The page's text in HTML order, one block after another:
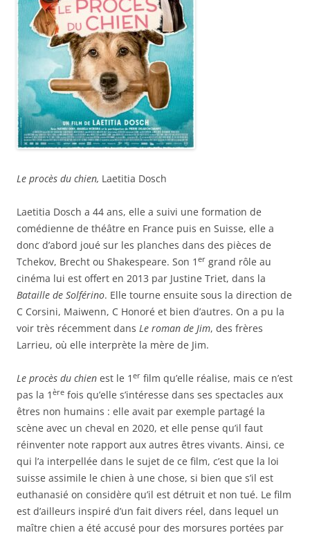
Le procès du chien, Laetitia Dosch
Laetitia Dosch a 44 ans, elle a suivi une formation de
comédienne de théâtre en France puis en Suisse, elle a
donc d’abord joué sur les planches dans des pièces de
Tchekov, Brecht ou Shakespeare. Son 1 er grand rôle au
cinéma lui est offert en 2013 par Justine Triet, dans la
Bataille de Solférino. Elle tourne ensuite sous la direction de
C Corsini, Maiwenn, C Honoré et bien d’autres. On a pu la
voir très récemment dans Le roman de Jim, des frères
Larrieu, où elle interprète la mère de Jim.
Le procès du chien est le 1 er film qu’elle réalise, mais ce n’est
pas la 1 ère fois qu’elle s’intéresse dans ses spectacles aux
êtres non humains : elle avait par exemple partagé la
scène avec un cheval en 2020, et elle pense qu’il faut
réinventer note rapport aux autres êtres vivants. Ainsi, ce
qui l’a interpellée dans le sujet de ce film, c’est que la loi
suisse assimile le chien à une chose, si bien que s’il est
euthanasié on considère qu’il est détruit et non tué. Le film
est d’ailleurs inspiré d’un fait divers réel, dans lequel un
maître chien a été accusé pour des morsures portées par